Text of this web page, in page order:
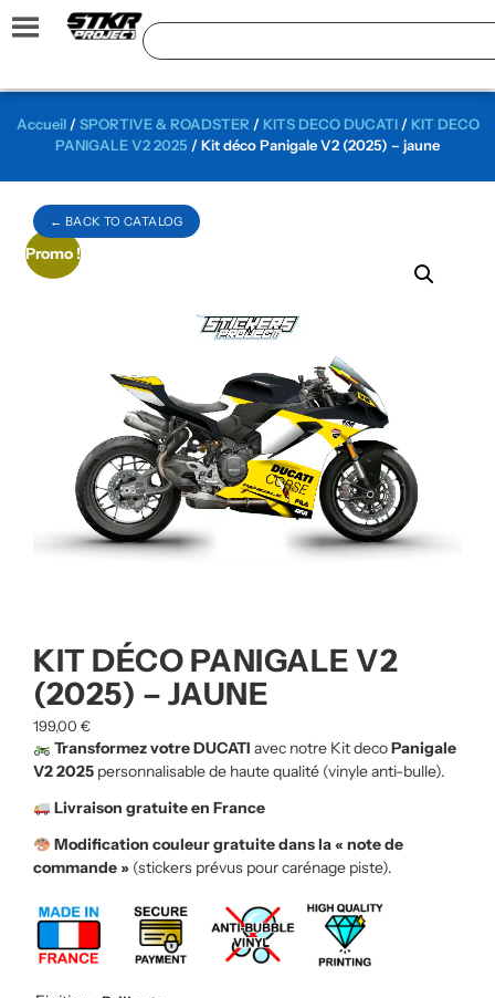
← BACK TO CATALOG
Accueil/SPORTIVE & ROADSTER / KITS DECO DUCATI/ KIT DECO
PANIGALE V2 2025 / Kit déco Panigale V2 (2025) – jaune
Promo !
KIT DÉCO PANIGALE V2
(2025) – JAUNE
199,00 €
Transformez votre DUCATI avec notre Kit decoPanigale
V2 2025 personnalisable de haute qualité (vinyle anti-bulle).
Livraison gratuite en France
Modification couleur gratuite dans la « note de
commande » (stickers prévus pour carénage piste).